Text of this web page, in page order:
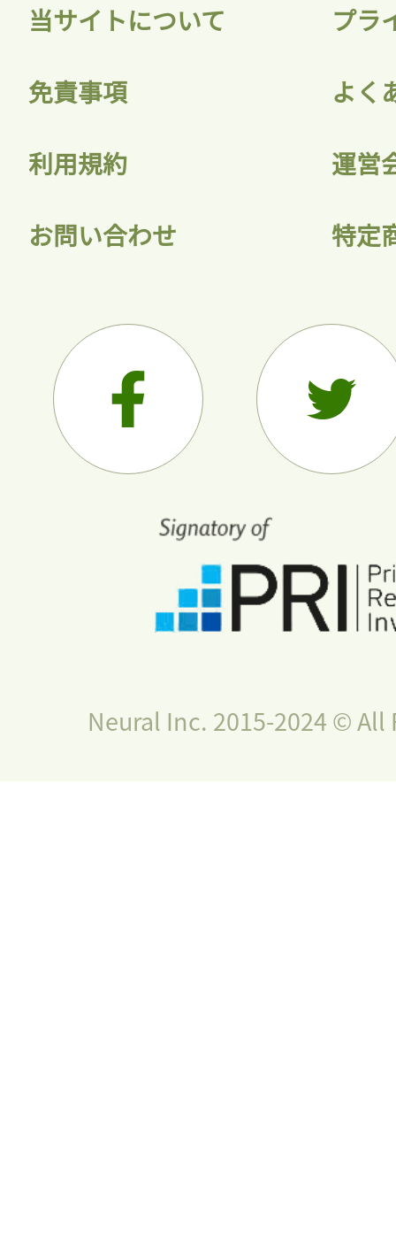
会員登録
当サイトについて プラ
免責事項 よく
利用規約 運営
お問い合わせ 特定
Neural Inc. 2015-2024 © All